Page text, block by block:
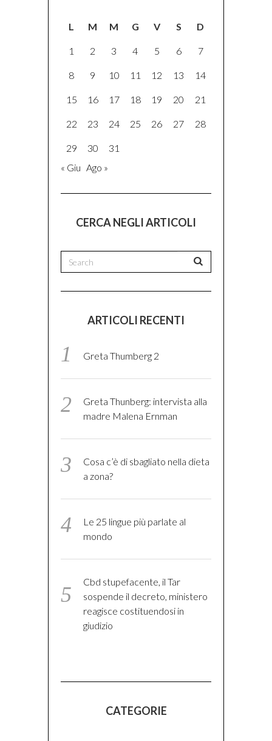
L M M G V S D
1 2 3 4 5 6 7
8 9 10 11 12 13 14
15 16 17 18 19 20 21
22 23 24 25 26 27 28
29 30
31
« Giu Ago »
CERCA NEGLI ARTICOLI
ARTICOLI RECENTI
Greta Thumberg 2
Greta Thunberg: intervista alla
madre Malena Ernman
Cosa c’è di sbagliato nella dieta
a zona?
Le 25 lingue più parlate al
mondo
Cbd stupefacente, il Tar
sospende il decreto, ministero
reagisce costituendosi in
giudizio
CATEGORIE